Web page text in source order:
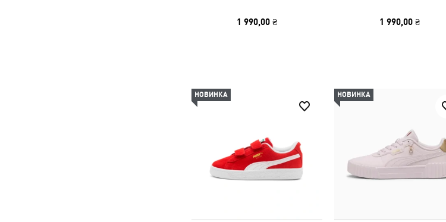
1 990,00 ₴ 1 990,00 ₴
НОВИНКА НОВИНКА